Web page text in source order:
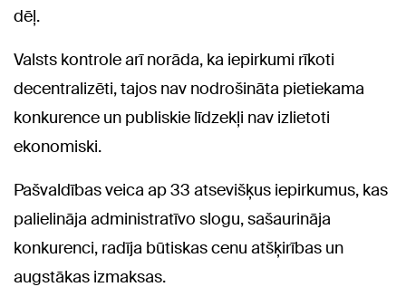
dēļ.
Valsts kontrole arī norāda, ka iepirkumi rīkoti
decentralizēti, tajos nav nodrošināta pietiekama
konkurence un publiskie līdzekļi nav izlietoti
ekonomiski.
Pašvaldības veica ap 33 atsevišķus iepirkumus, kas
palielināja administratīvo slogu, sašaurināja
konkurenci, radīja būtiskas cenu atšķirības un
augstākas izmaksas.